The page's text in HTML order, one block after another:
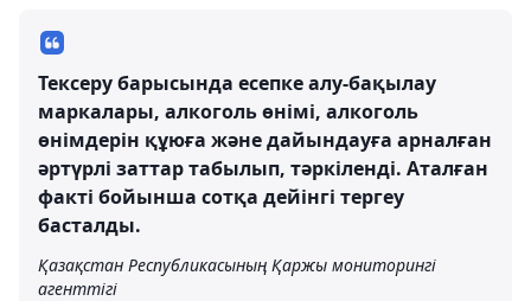
Тексеру барысында есепке алу-бақылау
маркалары, алкоголь өнімі, алкоголь
өнімдерін құюға және дайындауға арналған
әртүрлі заттар табылып, тәркіленді. Аталған
факті бойынша сотқа дейінгі тергеу
басталды.
Қазақстан Республикасының Қаржы мониторингі
агенттігі